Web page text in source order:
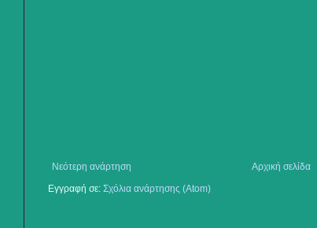
Νεότερη ανάρτηση
Αρχική σελίδα
Εγγραφή σε: Σχόλια ανάρτησης (Atom)